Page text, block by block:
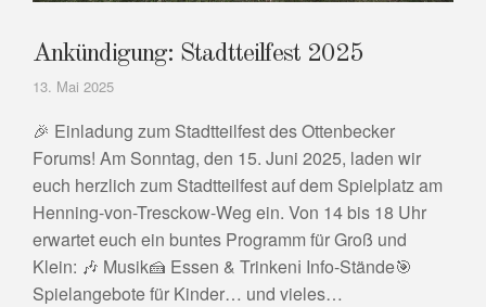
Ankündigung: Stadtteilfest 2025
13. Mai 2025
🎉 Einladung zum Stadtteilfest des Ottenbecker
Forums! Am Sonntag, den 15. Juni 2025, laden wir
euch herzlich zum Stadtteilfest auf dem Spielplatz am
Henning-von-Tresckow-Weg ein. Von 14 bis 18 Uhr
erwartet euch ein buntes Programm für Groß und
Klein: 🎶 Musik🍰 Essen & Trinkenℹ️ Info-Stände🎯
Spielangebote für Kinder… und vieles…